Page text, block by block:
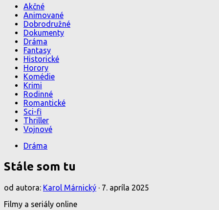
Akčné
Animované
Dobrodružné
Dokumenty
Dráma
Fantasy
Historické
Horory
Komédie
Krimi
Rodinné
Romantické
Sci-fi
Thriller
Vojnové
Dráma
Stále som tu
od autora: Karol Márnický · 7. apríla 2025
Filmy a seriály online